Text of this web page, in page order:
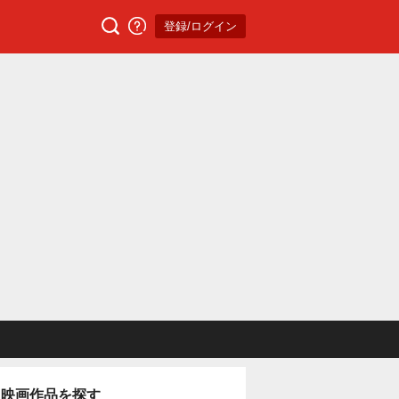
登録/ログイン
映画作品を探す